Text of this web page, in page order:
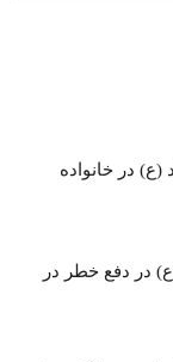
(ع) در خانواده
در دفع خطر در